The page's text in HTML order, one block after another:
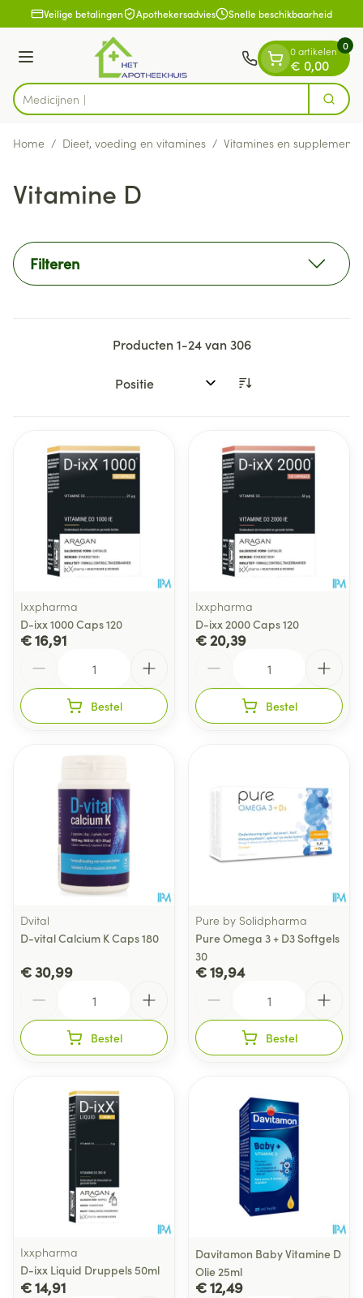
Ga naar de inhoud
1 van 1Veilige betalingen Apothekersadvies Snelle beschikbaarheid
Menu
Product, merk, categorie... Zoek
0 artikelen
€ 0,00
0
Home / Dieet, voeding en vitamines / Vitamines en
Vitamine D
Filteren
Producten1-24van306
Sorteer op:
Ixxpharma
D-ixx 1000 Caps 120
€ 16,91
Bestel
Ixxpharma
D-ixx 2000 Caps 120
€ 20,39
Bestel
Dvital
D-vital Calcium K Caps 180
€ 30,99
Bestel
Pure by Solidpharma
Pure Omega 3 + D3 Softgels
30
€ 19,94
Bestel
Ixxpharma
D-ixx Liquid Druppels 50ml
€ 14,91
Davitamon Baby Vitamine D
Olie 25ml
€ 12,49